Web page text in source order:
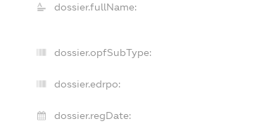
dossier.fullName:
dossier.opfSubType:
dossier.edrpo:
dossier.regDate: